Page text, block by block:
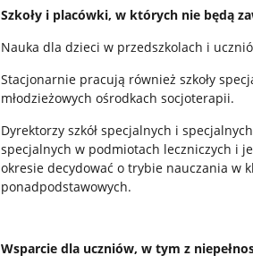
Szkoły i placówki, w których nie będą
Nauka dla dzieci w przedszkolach i
Stacjonarnie pracują również szkoły
młodzieżowych ośrodkach socjoterapii.
Dyrektorzy szkół specjalnych i
specjalnych w podmiotach leczniczych i
okresie decydować o trybie nauczania w
ponadpodstawowych.
Wsparcie dla uczniów, w tym z